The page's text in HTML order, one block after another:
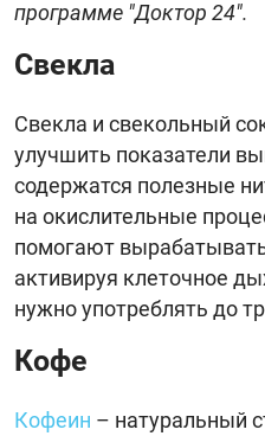
программе "Доктор 24".
Свекла
Свекла и свекольный
улучшить показатели
содержатся полезные
на окислительные
помогают
активируя клеточное
нужно употреблять до
Кофе
Кофеин – натуральный